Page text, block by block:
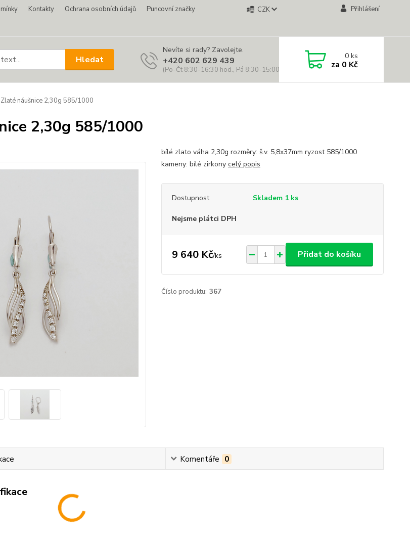
Kontakty Ochrana osobních údajů
Puncovní značky
CZK Přihlášení
Hledat
Nevíte si rady? Zavolejte.
+420 602 629 439
(Po-Čt 8:30-16:30 hod., Pá 8:30-15:00 hod.)
0ks
za 0 Kč
Zlaté náušnice 2,30g 585/1000
2,30g 585/1000
bílé zlato váha 2,30g rozměry: š.v. 5,8x37mm ryzost 585/1000
kameny: bílé zirkony celý popis
Dostupnost Skladem 1 ks
Nejsme plátci DPH
9 640 Kč/ks Přidat do košíku
Číslo produktu: 367
Komentáře 0